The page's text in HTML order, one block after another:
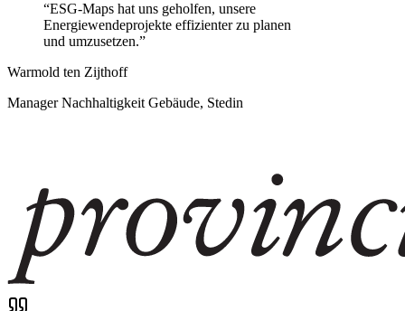
“ESG-Maps hat uns geholfen, unsere
Energiewendeprojekte effizienter zu planen
und umzusetzen.”
Warmold ten Zijthoff
Manager Nachhaltigkeit Gebäude, Stedin